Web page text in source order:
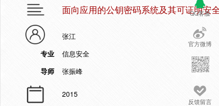
QQ客服
官方微博
反馈留言
面向应用的公钥密码系统及其可证明安
张江
专业
信息安全
导师
张振峰
2015